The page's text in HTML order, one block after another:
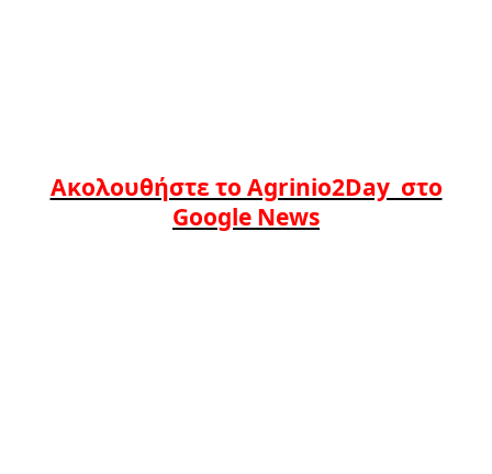
Ακολουθήστε το Agrinio2Day στο
Google News